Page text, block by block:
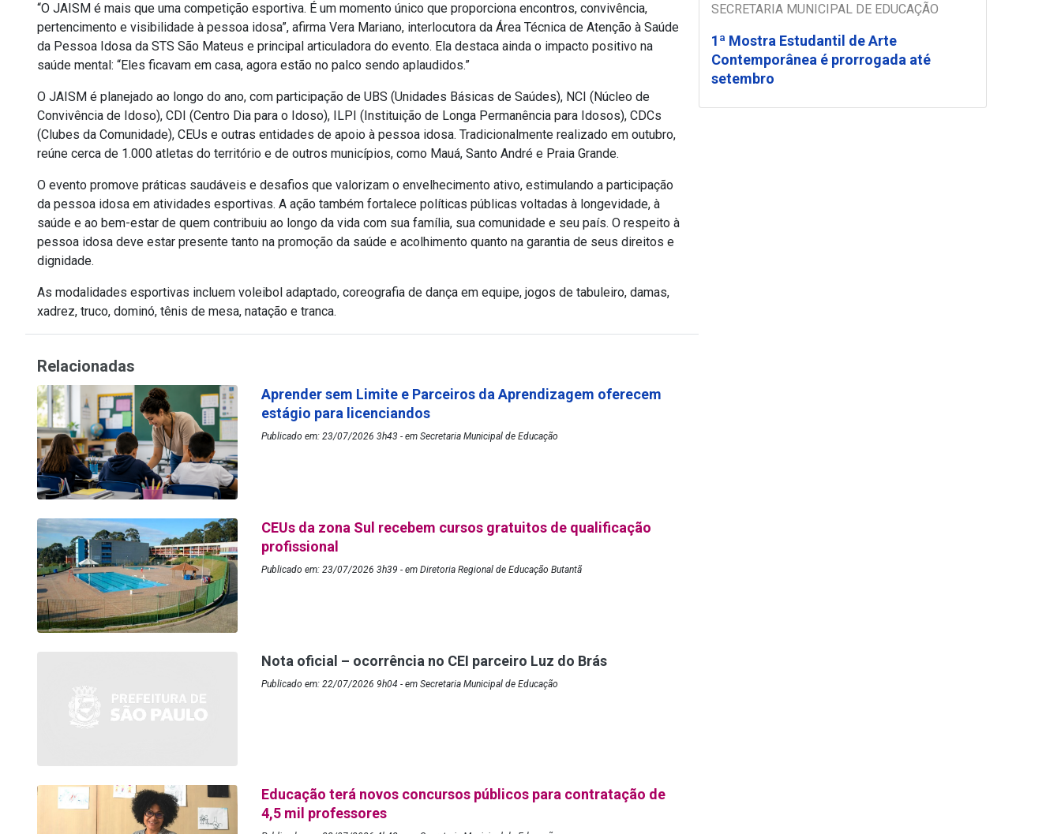
“O JAISM é mais que uma competição esportiva. É um momento único que proporciona encontros, convivência,
pertencimento e visibilidade à pessoa idosa”, afirma Vera Mariano, interlocutora da Área Técnica de Atenção à Saúde
da Pessoa Idosa da STS São Mateus e principal articuladora do evento. Ela destaca ainda o impacto positivo na
saúde mental: “Eles ficavam em casa, agora estão no palco sendo aplaudidos.”
O JAISM é planejado ao longo do ano, com participação de UBS (Unidades Básicas de Saúdes), NCI (Núcleo de
Convivência de Idoso), CDI (Centro Dia para o Idoso), ILPI (Instituição de Longa Permanência para Idosos), CDCs
(Clubes da Comunidade), CEUs e outras entidades de apoio à pessoa idosa. Tradicionalmente realizado em outubro,
reúne cerca de 1.000 atletas do território e de outros municípios, como Mauá, Santo André e Praia Grande.
O evento promove práticas saudáveis e desafios que valorizam o envelhecimento ativo, estimulando a participação
da pessoa idosa em atividades esportivas. A ação também fortalece políticas públicas voltadas à longevidade, à
saúde e ao bem-estar de quem contribuiu ao longo da vida com sua família, sua comunidade e seu país. O respeito à
pessoa idosa deve estar presente tanto na promoção da saúde e acolhimento quanto na garantia de seus direitos e
dignidade.
As modalidades esportivas incluem voleibol adaptado, coreografia de dança em equipe, jogos de tabuleiro, damas,
xadrez, truco, dominó, tênis de mesa, natação e tranca.
SECRETARIA MUNICIPAL DE EDUCAÇÃO
1ª Mostra Estudantil de Arte
Contemporânea é prorrogada até
setembro
Relacionadas
Aprender sem Limite e Parceiros da Aprendizagem oferecem
estágio para licenciandos
Publicado em: 23/07/2026 3h43 - em Secretaria Municipal de Educação
CEUs da zona Sul recebem cursos gratuitos de qualificação
profissional
Publicado em: 23/07/2026 3h39 - em Diretoria Regional de Educação Butantã
Nota oficial – ocorrência no CEI parceiro Luz do Brás
Publicado em: 22/07/2026 9h04 - em Secretaria Municipal de Educação
Educação terá novos concursos públicos para contratação de
4,5 mil professores